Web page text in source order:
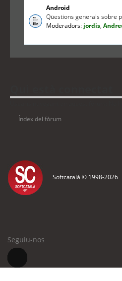
Android
Qüestions generals sobre
Moderadors: jordis,
Índex del fòrum
Softcatalà © 1998-2026
Seguiu-nos